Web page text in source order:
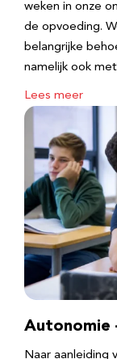
weken in onze
de opvoeding.
belangrijke
namelijk ook
Lees meer
Autonomie
Naar aanleiding